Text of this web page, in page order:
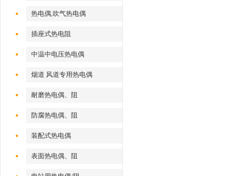
热电偶,吹气热电偶
插座式热电阻
中温中电压热电偶
烟道 风道专用热电偶
耐磨热电偶、阻
防腐热电偶、阻
装配式热电偶
表面热电偶、阻